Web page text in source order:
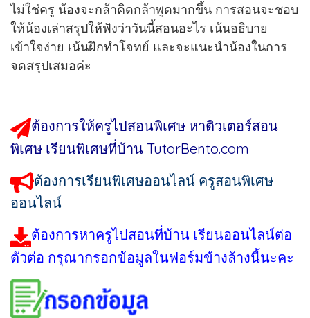
ไม่ใช่ครู น้องจะกล้าคิดกล้าพูดมากขึ้น การสอนจะชอบ
ให้น้องเล่าสรุปให้ฟังว่าวันนี้สอนอะไร เน้นอธิบาย
เข้าใจง่าย เน้นฝึกทำโจทย์ และจะแนะนำน้องในการ
จดสรุปเสมอค่ะ
ต้องการให้ครูไปสอนพิเศษ หาติวเตอร์สอน
พิเศษ เรียนพิเศษที่บ้าน TutorBento.com
ต้องการเรียนพิเศษออนไลน์ ครูสอนพิเศษ
ออนไลน์
ต้องการหาครูไปสอนที่บ้าน เรียนออนไลน์ต่อ
ตัวต่อ กรุณากรอกข้อมูลในฟอร์มข้างล้างนี้นะคะ